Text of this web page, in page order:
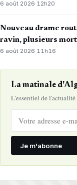
6 août 2026·12h20
Nouveau drame
ravin, plusieurs
6 août 2026·11h16
La matinale
L'essentiel de
Je m'abonne